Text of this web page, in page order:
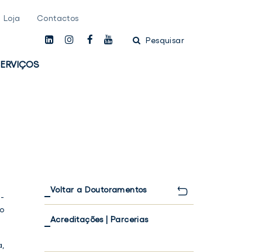
Loja Contactos
linkedininstagamfacebook
youtubePesquisar
Voltar a Doutoramentos
Acreditações | Parcerias